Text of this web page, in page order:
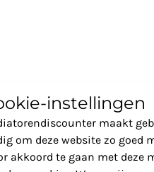
instellingen
maakt
om deze website zo goed
akkoord te gaan met deze